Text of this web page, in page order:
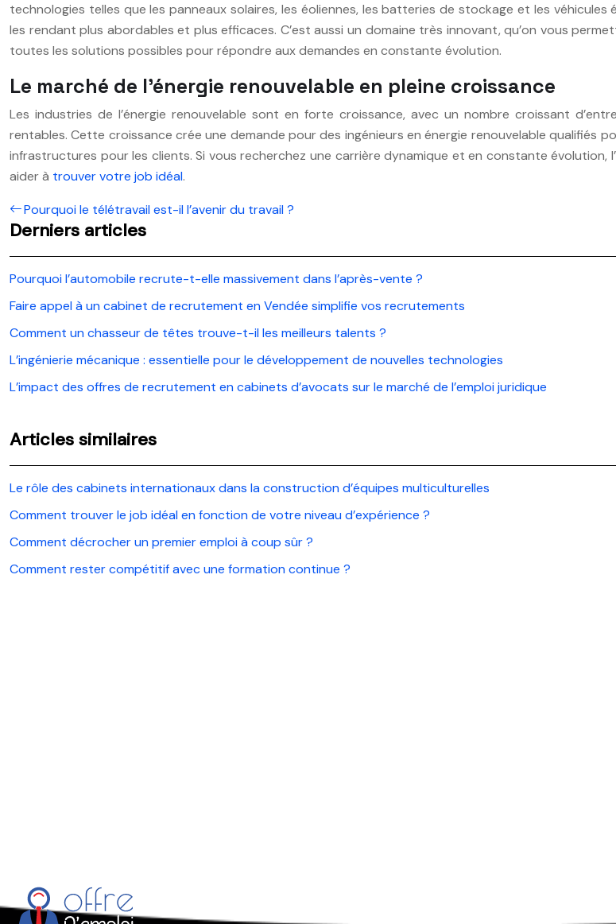
technologies telles que les panneaux solaires, les éoliennes, les batteries de stockage et les
les rendant plus abordables et plus efficaces. C’est aussi un domaine très innovant, qu’on vous
toutes les solutions possibles pour répondre aux demandes en constante évolution.
Le marché de l’énergie renouvelable en pleine croissance
Les industries de l’énergie renouvelable sont en forte croissance, avec un nombre croissant
rentables. Cette croissance crée une demande pour des ingénieurs en énergie renouvelable
infrastructures pour les clients. Si vous recherchez une carrière dynamique et en constante
aider à trouver votre job idéal.
Pourquoi le télétravail est-il l’avenir du travail ?
Derniers articles
Pourquoi l’automobile recrute-t-elle massivement dans l’après-vente ?
Faire appel à un cabinet de recrutement en Vendée simplifie vos recrutements
Comment un chasseur de têtes trouve-t-il les meilleurs talents ?
L’ingénierie mécanique : essentielle pour le développement de nouvelles technologies
L’impact des offres de recrutement en cabinets d’avocats sur le marché de l’emploi juridique
Articles similaires
Le rôle des cabinets internationaux dans la construction d’équipes multiculturelles
Comment trouver le job idéal en fonction de votre niveau d’expérience ?
Comment décrocher un premier emploi à coup sûr ?
Comment rester compétitif avec une formation continue ?